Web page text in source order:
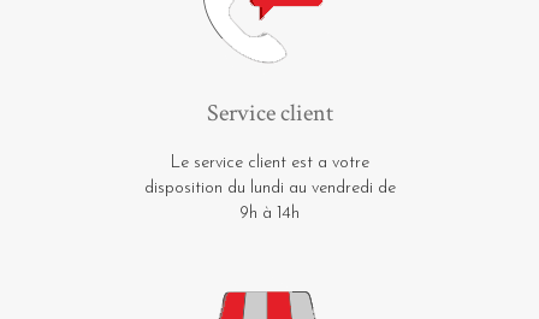
Service client
Le service client est a votre
disposition du lundi au vendredi de
9h à 14h